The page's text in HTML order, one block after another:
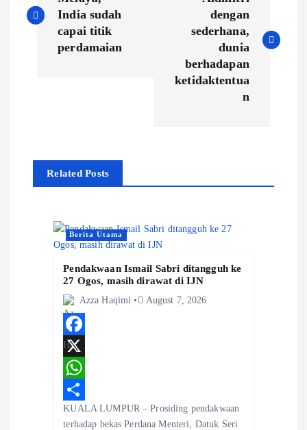
v
India sudah
capai titik
perdamaian
dengan
sederhana,
dunia
berhadapan
ketidaktentua
n
Related Posts
Berita Utama
Pendakwaan Ismail Sabri ditangguh ke
27 Ogos, masih dirawat di IJN
Azza Haqimi August 7, 2026
F
a
c
e
X
W
h
S
KUALA LUMPUR – Prosiding pendakwaan
terhadap bekas Perdana Menteri, Datuk Seri